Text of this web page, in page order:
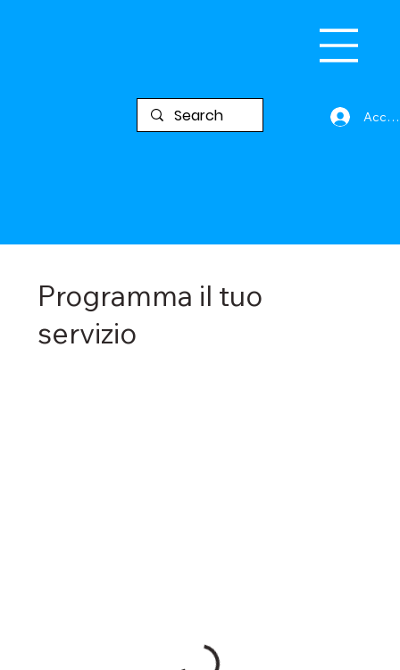
Programma il tuo
servizio